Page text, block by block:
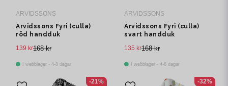
ARVIDSSONS
Arvidssons Fyri (culla)
röd handduk
168 kr
139 kr
I webblager - 4-8 dagar
ARVIDSSONS
Arvidssons Fyri (culla)
svart handduk
168 kr
135 kr
I webblager - 4-8 dagar
-21% -32%